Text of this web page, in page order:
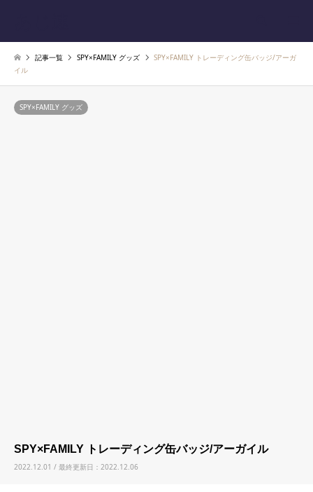
記事一覧 SPY×FAMILY グッズ
SPY×FAMILY トレーディング缶バッジ/アーガ
イル
SPY×FAMILY グッズ
SPY×FAMILY トレーディング缶バッジ/アーガイル
2022.12.01 / 最終更新日：2022.12.06